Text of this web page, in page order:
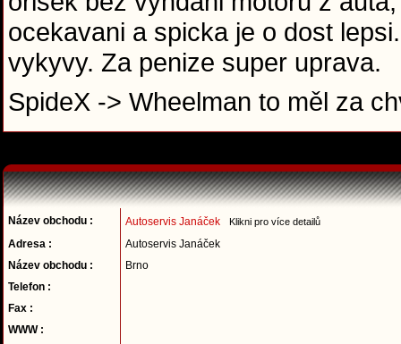
ocekavani a spicka je o dost
vykyvy. Za penize super uprava.
SpideX -> Wheelman to měl za
Název obchodu : Autoservis Janáček Klikni pro více detailů
Adresa :
Autoservis Janáček
Název obchodu :
Brno
Telefon :
Fax :
WWW :